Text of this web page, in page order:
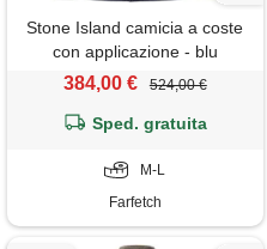
Stone Island camicia a coste
con applicazione - blu
384,00 € 524,00 €
Sped. gratuita
M-L
Farfetch